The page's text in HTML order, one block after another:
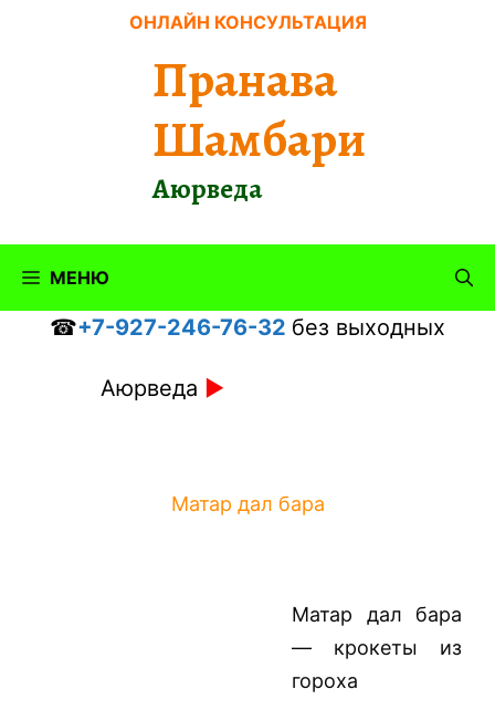
ОНЛАЙН КОНСУЛЬТАЦИЯ
Пранава
Шамбари
Аюрведа
МЕНЮ
☎+7-927-246-76-32 без выходных
Аюрведа ►
Матар дал бара
Матар дал бара
— крокеты из
гороха